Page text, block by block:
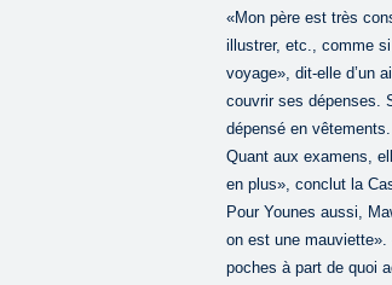
«Mon père est très
illustrer, etc., comme si
voyage», dit-elle d’un
couvrir ses dépenses.
dépensé en
Quant aux examens,
en plus», conclut la
Pour Younes aussi,
on est une
poches à part de quoi